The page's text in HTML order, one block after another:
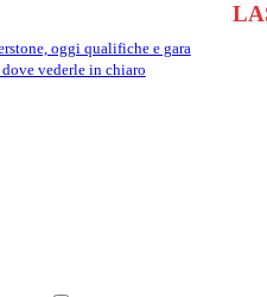
oggi qualifiche e gara
vederle in chiaro